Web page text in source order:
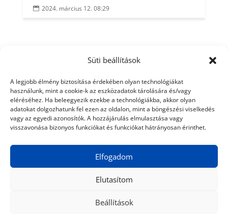
Süti beállítások
A legjobb élmény biztosítása érdekében olyan technológiákat
használunk, mint a cookie-k az eszközadatok tárolására és/vagy
eléréséhez. Ha beleegyezik ezekbe a technológiákba, akkor olyan
adatokat dolgozhatunk fel ezen az oldalon, mint a böngészési viselkedés
vagy az egyedi azonosítók. A hozzájárulás elmulasztása vagy
visszavonása bizonyos funkciókat és funkciókat hátrányosan érinthet.
Elfogadom
Elutasítom
Beállítások
 2024. március 12. 08:29
© 2024 Tiéd a Világ
Médiaajánlat